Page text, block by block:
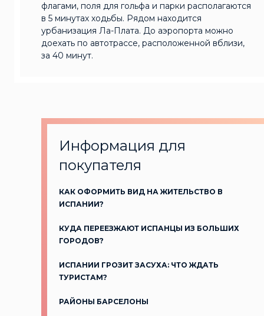
флагами, поля для гольфа и парки располагаются
в 5 минутах ходьбы. Рядом находится
урбанизация Ла-Плата. До аэропорта можно
доехать по автотрассе, расположенной вблизи,
за 40 минут.
Информация для
покупателя
КАК ОФОРМИТЬ ВИД НА ЖИТЕЛЬСТВО В
ИСПАНИИ?
КУДА ПЕРЕЕЗЖАЮТ ИСПАНЦЫ ИЗ БОЛЬШИХ
ГОРОДОВ?
ИСПАНИИ ГРОЗИТ ЗАСУХА: ЧТО ЖДАТЬ
ТУРИСТАМ?
РАЙОНЫ БАРСЕЛОНЫ